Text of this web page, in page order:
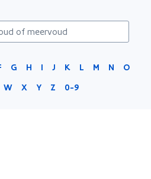
G H I J K L M N
O
W X Y Z 0-9